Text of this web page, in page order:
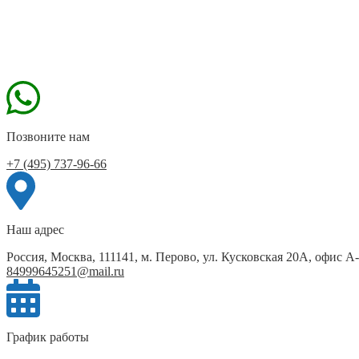
Позвоните нам
+7 (495) 737-96-66
Наш адрес
Россия, Москва, 111141, м. Перово, ул. Кусковская 20А, офис
84999645251@mail.ru
График работы